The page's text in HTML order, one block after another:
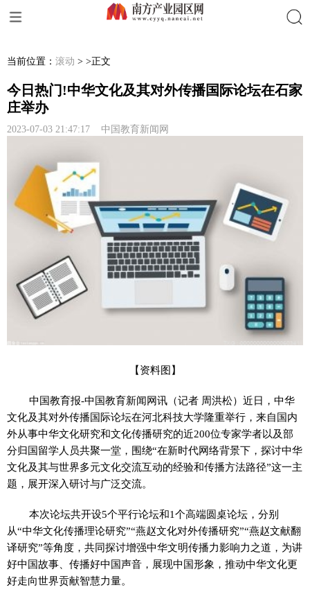
当前位置： 滚动 > >正文
今日热门!中华文化及其对外传播国际论坛在石家
庄举办
2023-07-03 21:47:17 中国教育新闻网
【资料图】
中国教育报-中国教育新闻网讯（记者 周洪松）近日，中华
文化及其对外传播国际论坛在河北科技大学隆重举行，来自国内
外从事中华文化研究和文化传播研究的近200位专家学者以及部
分归国留学人员共聚一堂，围绕“在新时代网络背景下，探讨中华
文化及其与世界多元文化交流互动的经验和传播方法路径”这一主
题，展开深入研讨与广泛交流。
本次论坛共开设5个平行论坛和1个高端圆桌论坛，分别
从“中华文化传播理论研究”“燕赵文化对外传播研究”“燕赵文献翻
译研究”等角度，共同探讨增强中华文明传播力影响力之道，为讲
好中国故事、传播好中国声音，展现中国形象，推动中华文化更
好走向世界贡献智慧力量。